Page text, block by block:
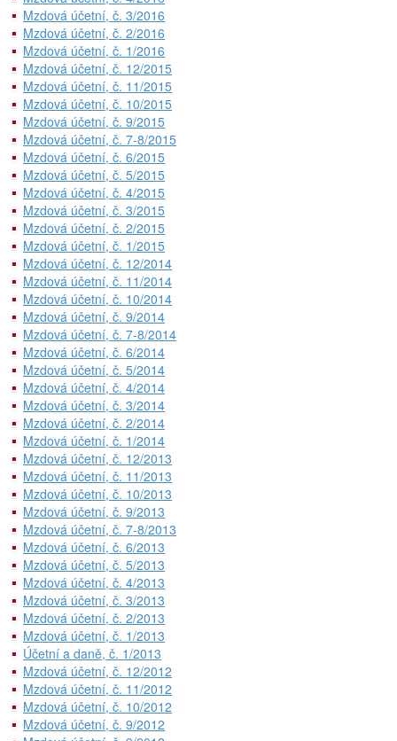
Mzdová účetní, č. 3/2016
Mzdová účetní, č. 2/2016
Mzdová účetní, č. 1/2016
Mzdová účetní, č. 12/2015
Mzdová účetní, č. 11/2015
Mzdová účetní, č. 10/2015
Mzdová účetní, č. 9/2015
Mzdová účetní, č. 7-8/2015
Mzdová účetní, č. 6/2015
Mzdová účetní, č. 5/2015
Mzdová účetní, č. 4/2015
Mzdová účetní, č. 3/2015
Mzdová účetní, č. 2/2015
Mzdová účetní, č. 1/2015
Mzdová účetní, č. 12/2014
Mzdová účetní, č. 11/2014
Mzdová účetní, č. 10/2014
Mzdová účetní, č. 9/2014
Mzdová účetní, č. 7-8/2014
Mzdová účetní, č. 6/2014
Mzdová účetní, č. 5/2014
Mzdová účetní, č. 4/2014
Mzdová účetní, č. 3/2014
Mzdová účetní, č. 2/2014
Mzdová účetní, č. 1/2014
Mzdová účetní, č. 12/2013
Mzdová účetní, č. 11/2013
Mzdová účetní, č. 10/2013
Mzdová účetní, č. 9/2013
Mzdová účetní, č. 7-8/2013
Mzdová účetní, č. 6/2013
Mzdová účetní, č. 5/2013
Mzdová účetní, č. 4/2013
Mzdová účetní, č. 3/2013
Mzdová účetní, č. 2/2013
Mzdová účetní, č. 1/2013
Účetní a daně, č. 1/2013
Mzdová účetní, č. 12/2012
Mzdová účetní, č. 11/2012
Mzdová účetní, č. 10/2012
Mzdová účetní, č. 9/2012